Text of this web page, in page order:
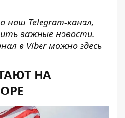
наш Telegram-канал,
важные новости.
в Viber можно здесь
НА